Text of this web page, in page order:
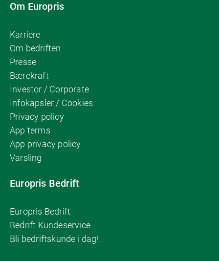
Om Europris
Karriere
Om bedriften
Presse
Bærekraft
Investor / Corporate
Infokapsler / Cookies
Privacy policy
App terms
App privacy policy
Varsling
Europris Bedrift
Europris Bedrift
Bedrift Kundeservice
Bli bedriftskunde i dag!